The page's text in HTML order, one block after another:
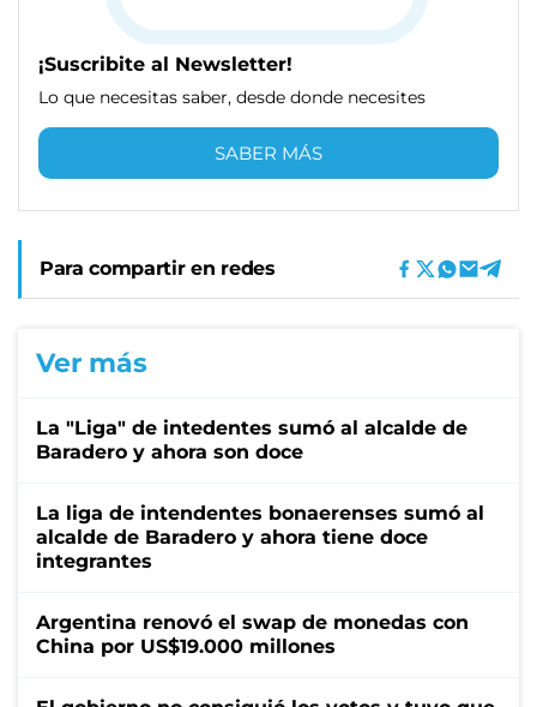
¡Suscribite al Newsletter!
Lo que necesitas saber, desde donde necesites
SABER MÁS
Para compartir en redes
Ver más
La "Liga" de intedentes sumó al alcalde de
Baradero y ahora son doce
La liga de intendentes bonaerenses sumó al
alcalde de Baradero y ahora tiene doce
integrantes
Argentina renovó el swap de monedas con
China por US$19.000 millones